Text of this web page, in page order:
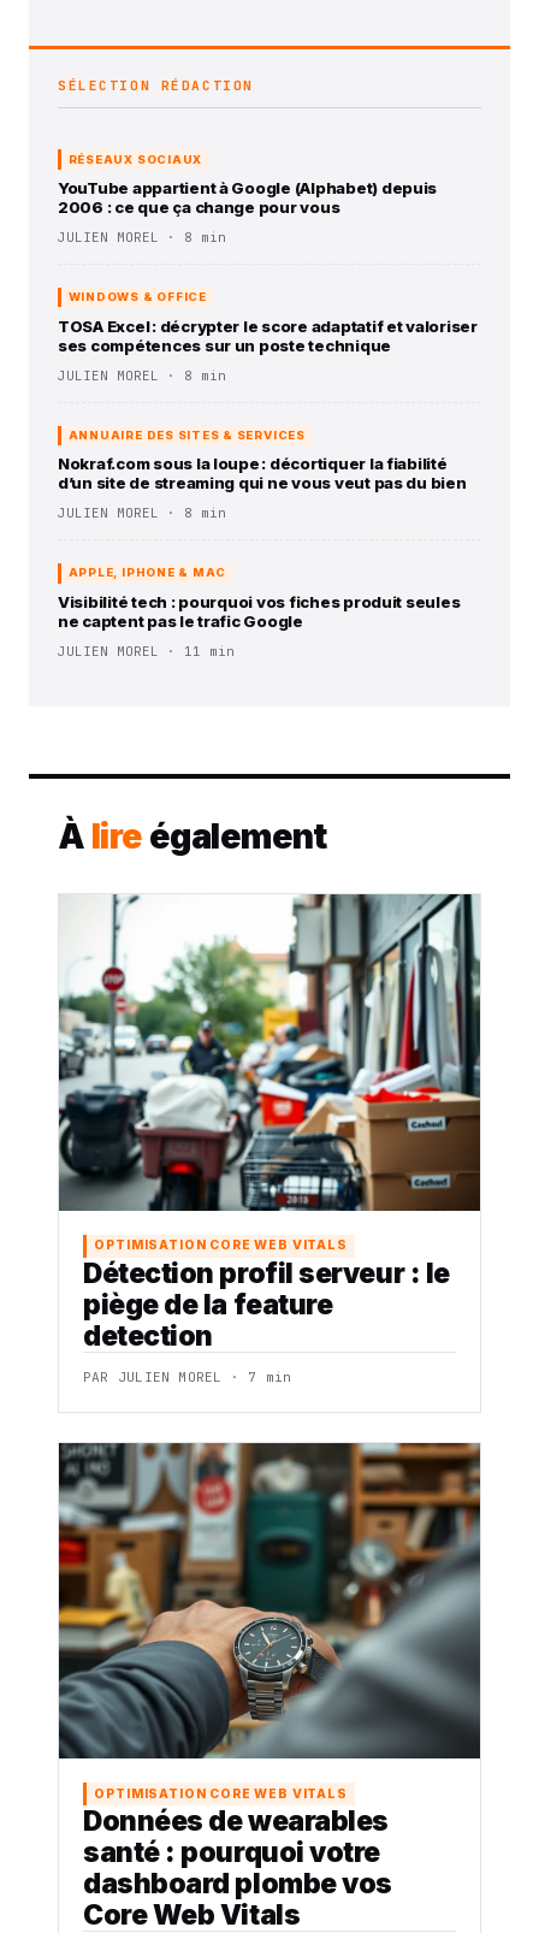
SÉLECTION RÉDACTION
RÉSEAUX SOCIAUX
YouTube appartient à Google (Alphabet) depuis
2006 : ce que ça change pour vous
JULIEN MOREL · 8 min
WINDOWS & OFFICE
TOSA Excel : décrypter le score adaptatif et valoriser
ses compétences sur un poste technique
JULIEN MOREL · 8 min
ANNUAIRE DES SITES & SERVICES
Nokraf.com sous la loupe : décortiquer la fiabilité
d’un site de streaming qui ne vous veut pas du bien
JULIEN MOREL · 8 min
APPLE, IPHONE & MAC
Visibilité tech : pourquoi vos fiches produit seules
ne captent pas le trafic Google
JULIEN MOREL · 11 min
À lire également
OPTIMISATION CORE WEB VITALS
Détection profil serveur : le
piège de la feature
detection
PAR JULIEN MOREL · 7 min
OPTIMISATION CORE WEB VITALS
Données de wearables
santé : pourquoi votre
dashboard plombe vos
Core Web Vitals